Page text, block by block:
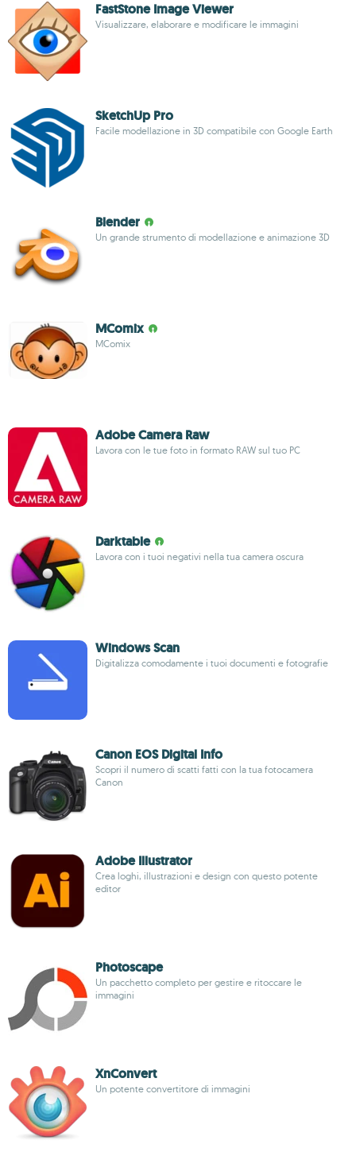
FastStone Image Viewer
Visualizzare, elaborare e modificare le immagini
SketchUp Pro
Facile modellazione in 3D compatibile con Google Earth
Blender
Un grande strumento di modellazione e animazione 3D
MComix
MComix
Adobe Camera Raw
Lavora con le tue foto in formato RAW sul tuo PC
Darktable
Lavora con i tuoi negativi nella tua camera oscura
Windows Scan
Digitalizza comodamente i tuoi documenti e fotografie
Canon EOS Digital Info
Scopri il numero di scatti fatti con la tua fotocamera
Canon
Adobe Illustrator
Crea loghi, illustrazioni e design con questo potente
editor
Photoscape
Un pacchetto completo per gestire e ritoccare le
immagini
XnConvert
Un potente convertitore di immagini